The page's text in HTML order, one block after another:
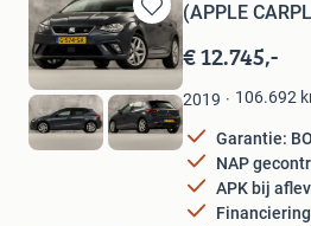
Bewaren
in
Mijn
Favorieten
(APPLE
€ 12.745,-
2019 106.692
Garantie:
NAP
APK bij